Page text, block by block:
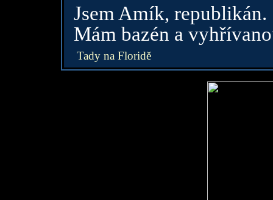
Jsem Amík, republikán.
Mám bazén a
Tady na Floridě